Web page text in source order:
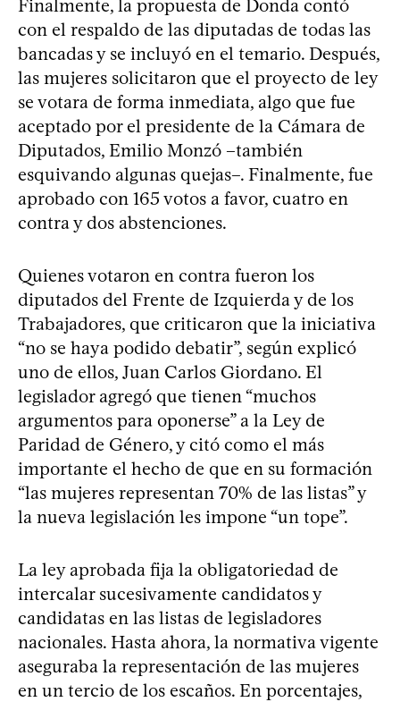
Finalmente, la propuesta de Donda contó
con el respaldo de las diputadas de todas las
bancadas y se incluyó en el temario. Después,
las mujeres solicitaron que el proyecto de ley
se votara de forma inmediata, algo que fue
aceptado por el presidente de la Cámara de
Diputados, Emilio Monzó –también
esquivando algunas quejas–. Finalmente, fue
aprobado con 165 votos a favor, cuatro en
contra y dos abstenciones.
Quienes votaron en contra fueron los
diputados del Frente de Izquierda y de los
Trabajadores, que criticaron que la iniciativa
“no se haya podido debatir”, según explicó
uno de ellos, Juan Carlos Giordano. El
legislador agregó que tienen “muchos
argumentos para oponerse” a la Ley de
Paridad de Género, y citó como el más
importante el hecho de que en su formación
“las mujeres representan 70% de las listas” y
la nueva legislación les impone “un tope”.
La ley aprobada fija la obligatoriedad de
intercalar sucesivamente candidatos y
candidatas en las listas de legisladores
nacionales. Hasta ahora, la normativa vigente
aseguraba la representación de las mujeres
en un tercio de los escaños. En porcentajes,